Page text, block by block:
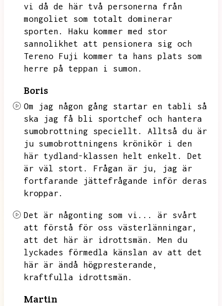
vi då de här två personerna från
mongoliet som totalt dominerar
sporten.
Haku kommer med stor
sannolikhet att pensionera sig och
Tereno Fuji kommer ta hans plats som
herre på teppan i sumon.
Boris
Om jag någon gång startar en tabli så
ska jag få bli sportchef och hantera
sumobrottning speciellt.
Alltså du är
ju sumobrottningens krönikör i den
här tydland-klassen helt enkelt.
Det
är väl stort.
Frågan är ju,
jag är
fortfarande jättefrågande inför deras
kroppar.
Det är någonting som vi...
är svårt
att förstå för oss västerlänningar,
att det här är idrottsmän.
Men du
lyckades förmedla känslan av att det
här är ändå högpresterande,
kraftfulla idrottsmän.
Martin